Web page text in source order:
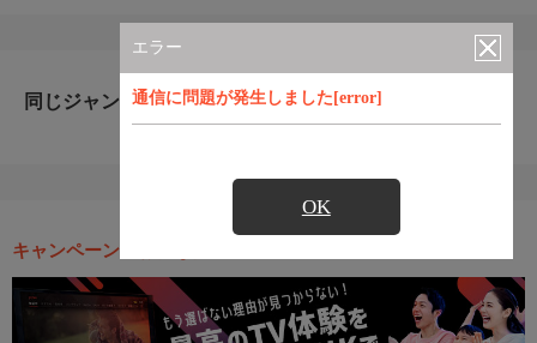
エラー
通信に問題が発生しました[error]
OK
同じジャンルのおすすめ番組
キャンペーン・お得な情報